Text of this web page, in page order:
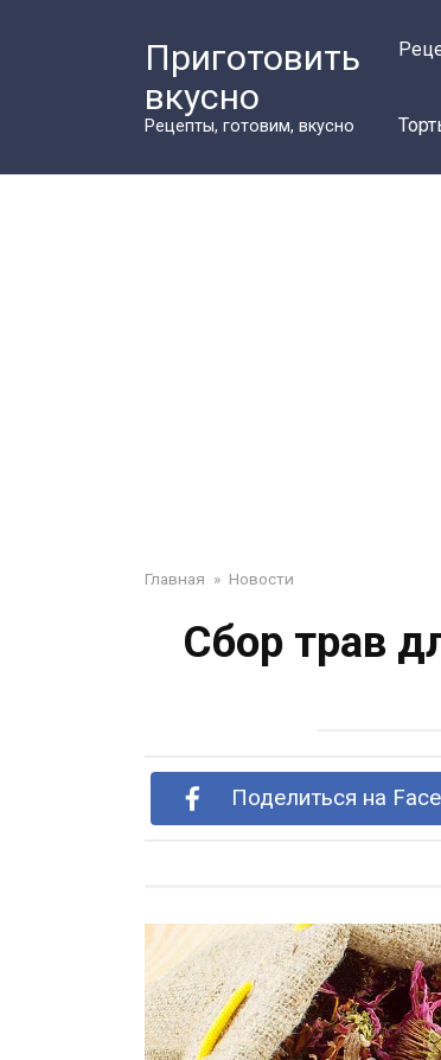
Приготовить
вкусно
Рецепты, готовим, вкусно
Главная » Новости
Сбор трав
Поделиться на